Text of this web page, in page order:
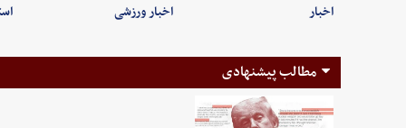
اخبار اخبار ورزشی
مطالب پیشنهادی